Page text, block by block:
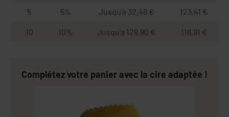
5 5% Jusqu'à 32,48 € 123,41 €
10 10% Jusqu'à 129,90 € 116,91 €
Complétez votre panier avec la cire adaptée !